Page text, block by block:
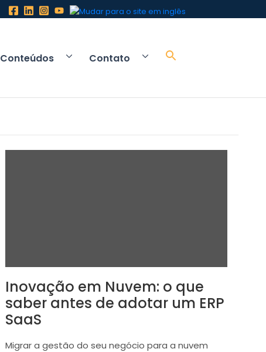
Conteúdos Contato
Inovação em Nuvem: o que
saber antes de adotar um ERP
SaaS
Migrar a gestão do seu negócio para a nuvem